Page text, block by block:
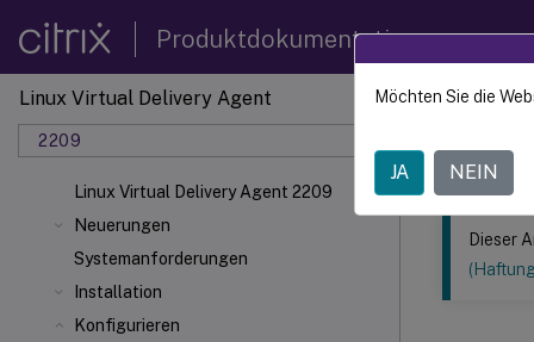
Produktdokumentation
Linux Virtual Delivery Agent
2209
Linux Virtual Delivery Agent 2209
Neuerungen
Systemanforderungen
Installation
Konfigurieren
Dieser Inhalt
Linux
Dieser
Möchten Sie die
JA NEIN